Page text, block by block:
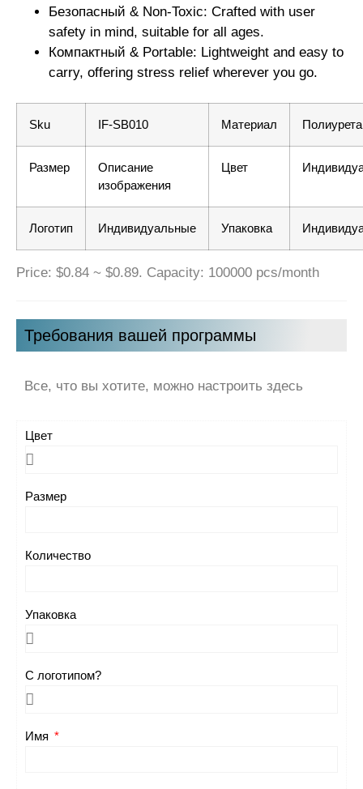
Безопасный & Non-Toxic: Crafted with user
safety in mind, suitable for all ages.
Компактный & Portable: Lightweight and easy to
carry, offering stress relief wherever you go.
Sku IF-SB010 Материал
Размер
Описание
изображения
Цвет
Логотип Индивидуальные Упаковка
Price: $0.84 ~ $0.89. Capacity: 100000 pcs/month
Требования вашей программы
Все, что вы хотите, можно настроить здесь
Цвет
Размер
Количество
Упаковка
С логотипом?
Имя